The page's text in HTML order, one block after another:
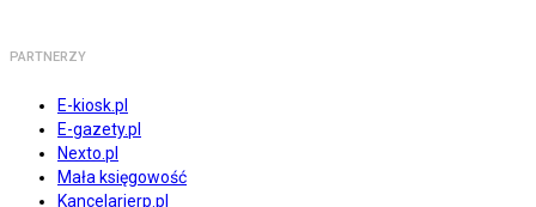
PARTNERZY
E-kiosk.pl
E-gazety.pl
Nexto.pl
Mała księgowość
Kancelarierp.pl